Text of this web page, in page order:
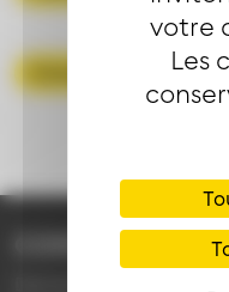
votre
Les
Consulter les
CONTACT